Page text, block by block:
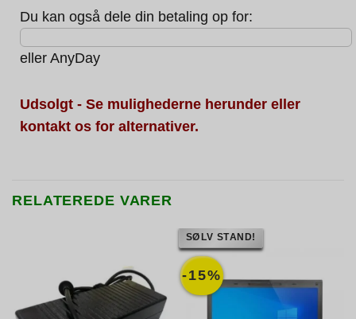
Du kan også dele din betaling op for:
eller AnyDay
Udsolgt - Se mulighederne herunder eller
kontakt os for alternativer.
RELATEREDE VARER
-15%
SØLV STAND!